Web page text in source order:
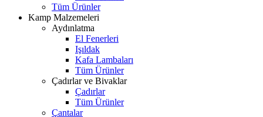
Tüm Ürünler
Kamp Malzemeleri
Aydınlatma
El Fenerleri
Işıldak
Kafa Lambaları
Tüm Ürünler
Çadırlar ve Bivaklar
Çadırlar
Tüm Ürünler
Çantalar